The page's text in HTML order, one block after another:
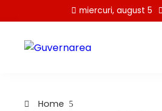
to
content
miercuri, august 5
Home